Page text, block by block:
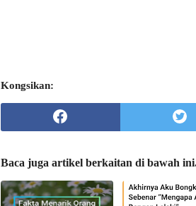
Kongsikan:
Baca juga artikel berkaitan di bawah